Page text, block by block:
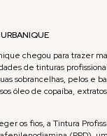
chegou para trazer
de tinturas
sobrancelhas, pelos e
óleo de copaíba,
os fios, a Tintura